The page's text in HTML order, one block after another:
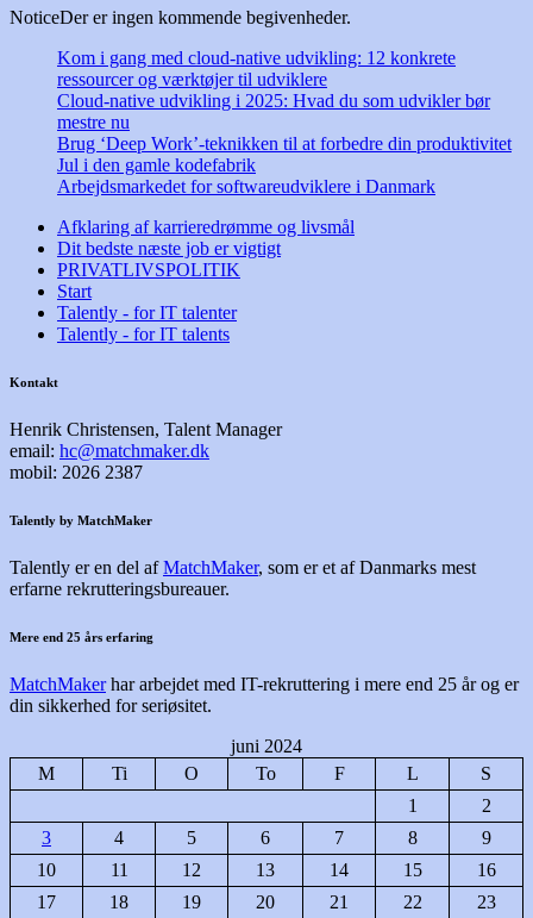
NoticeDer er ingen kommende begivenheder.
Kom i gang med cloud-native udvikling: 12 konkrete
ressourcer og værktøjer til udviklere
Cloud-native udvikling i 2025: Hvad du som udvikler bør
mestre nu
Brug ‘Deep Work’-teknikken til at forbedre din produktivitet
Jul i den gamle kodefabrik
Arbejdsmarkedet for softwareudviklere i Danmark
Afklaring af karrieredrømme og livsmål
Dit bedste næste job er vigtigt
PRIVATLIVSPOLITIK
Start
Talently - for IT talenter
Talently - for IT talents
Kontakt
Henrik Christensen, Talent Manager
email: hc@matchmaker.dk
mobil: 2026 2387
Talently by MatchMaker
Talently er en del afMatchMaker, som er et af Danmarks mest
erfarne rekrutteringsbureauer.
Mere end 25 års erfaring
MatchMakerhar arbejdet med IT-rekruttering i mere end 25 år og er
din sikkerhed for seriøsitet.
juni 2024
M
Ti O To F L
S
1
2
3
4 5 6 7 8
9
10
11 12 13 14 15
16
17
18 19 20 21 22 23